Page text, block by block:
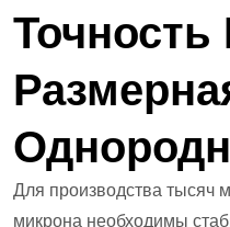
Точность
Для производства тысяч
микрона необходимы